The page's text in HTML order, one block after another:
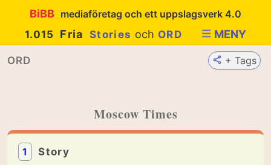
BiBB mediaföretag och ett uppslagsverk 4.0
1.015
FriaStories och ORD MENY
ORD + Tags
Moscow Times
1 Story